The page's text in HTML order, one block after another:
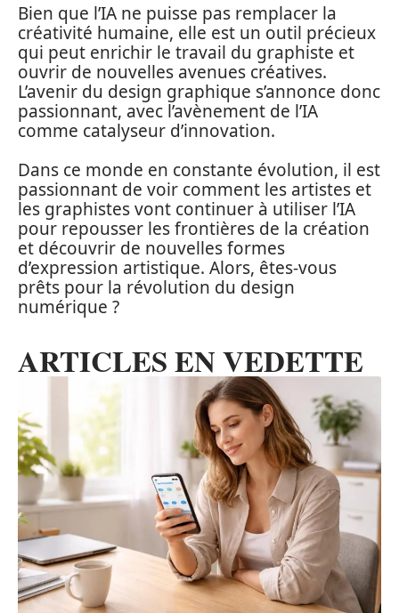
Bien que l’IA ne puisse pas remplacer la
créativité humaine, elle est un outil précieux
qui peut enrichir le travail du graphiste et
ouvrir de nouvelles avenues créatives.
L’avenir du design graphique s’annonce donc
passionnant, avec l’avènement de l’IA
comme catalyseur d’innovation.
Dans ce monde en constante évolution, il est
passionnant de voir comment les artistes et
les graphistes vont continuer à utiliser l’IA
pour repousser les frontières de la création
et découvrir de nouvelles formes
d’expression artistique. Alors, êtes-vous
prêts pour la révolution du design
numérique ?
ARTICLES EN VEDETTE